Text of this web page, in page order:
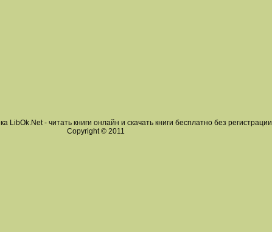
LibOk.Net - читать книги онлайн и скачать книги бесплатно без регистрации
Copyright © 2011